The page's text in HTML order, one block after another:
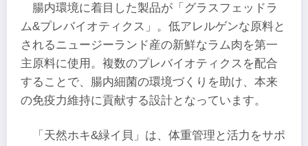
腸内環境に着目した製品が「グラスフェッドラ
ム&プレバイオティクス」。低アレルゲンな原料と
されるニュージーランド産の新鮮なラム肉を第一
主原料に使用。複数のプレバイオティクスを配合
することで、腸内細菌の環境づくりを助け、本来
の免疫力維持に貢献する設計となっています。
「天然ホキ&緑イ貝」は、体重管理と活力をサポ